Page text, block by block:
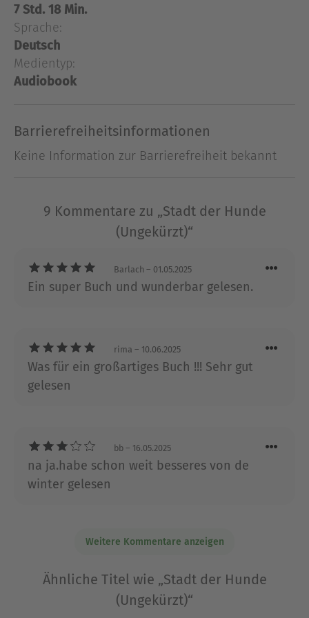
äußerst riskante Gehirnoperation durchzuführen.
Er sagt zu, obwohl die Erfolgsaussichten
verschwindend gering sind. Nicht nur das Leben
seiner mächtigen Patientin hängt von der
Operation ab, vielleicht eröffnet sie ihm sogar
Ausblenden
7 Std. 18 Min.
Sprache:
Deutsch
Medientyp:
Audiobook
Barrierefreiheitsinformationen
Keine Information zur Barrierefreiheit bekannt
9 Kommentare zu „Stadt der Hunde
(Ungekürzt)“
Barlach – 01.05.2025
Ein super Buch und wunderbar gelesen.
rima – 10.06.2025
Was für ein großartiges Buch !!! Sehr gut
gelesen
bb – 16.05.2025
na ja.habe schon weit besseres von de
winter gelesen
Weitere Kommentare anzeigen
Ähnliche Titel wie „Stadt der Hunde
(Ungekürzt)“